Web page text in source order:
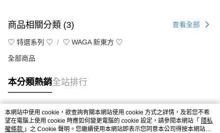
商品相關分類 (3) 查看全部
♡ 特選系列 ♡ ♡ WAGA 新東方 ♡
全部商品
本分類熱銷全站排行
熱門標籤
本網站中使用 cookie，欲查詢有關本網站使用 cookie 方式之詳情，及若您不希
望在電腦上使用 cookie 時應如何變更電腦的 cookie 設定，請參閱本網站「 隱私
權條款 」之 Cookie 聲明。您繼續使用本網站即表示您同意本公司得按本網站使